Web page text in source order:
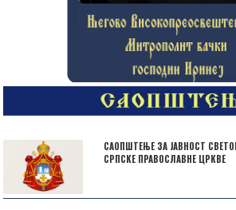
САОПШТЕЊЕ ЗА ЈАВНОСТ
СРПСКЕ ПРАВОСЛАВНЕ ЦРКВЕ